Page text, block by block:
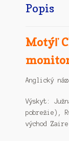
Popis
Motýľ
Anglický
Výskyt:
pobrežie),
východ